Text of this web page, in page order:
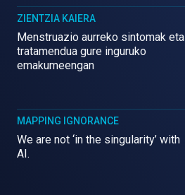
ZIENTZIA KAIERA
Menstruazio aurreko sintomak eta
tratamendua gure inguruko
emakumeengan
MAPPING IGNORANCE
We are not ‘in the singularity’ with
AI.